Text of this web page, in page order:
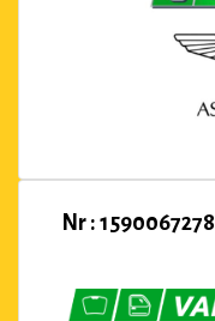
Nr : 1590067278